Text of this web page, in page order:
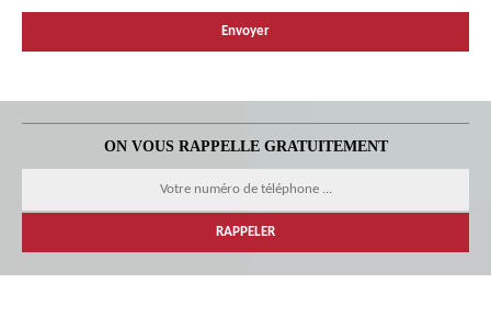
ON VOUS RAPPELLE GRATUITEMENT